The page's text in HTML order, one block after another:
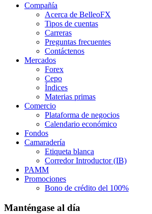
Compañía
Acerca de BelleoFX
Tipos de cuentas
Carreras
Preguntas frecuentes
Contáctenos
Mercados
Forex
Cepo
Índices
Materias primas
Comercio
Plataforma de negocios
Calendario económico
Fondos
Camaradería
Etiqueta blanca
Corredor Introductor (IB)
PAMM
Promociones
Bono de crédito del 100%
Manténgase al día